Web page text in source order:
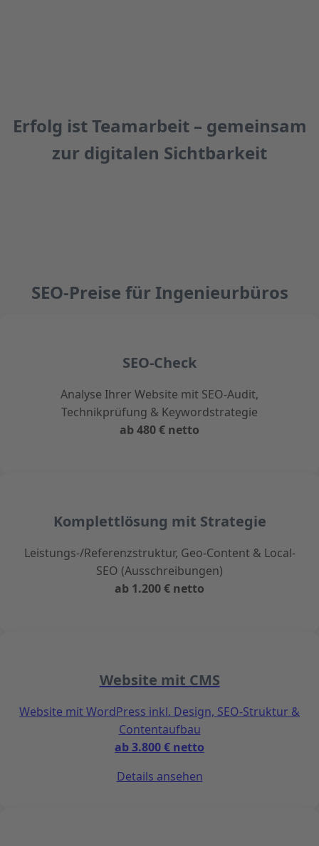
Erfolg ist Teamarbeit – gemeinsam
zur digitalen Sichtbarkeit
SEO-Preise für Ingenieurbüros
SEO-Check
Analyse Ihrer Website mit SEO-Audit,
Technikprüfung & Keywordstrategie
ab 480 € netto
Komplettlösung mit Strategie
Leistungs-/Referenzstruktur, Geo-Content & Local-
SEO (Ausschreibungen)
ab 1.200 € netto
Website mit CMS
Website mit WordPress inkl. Design, SEO-Struktur &
Contentaufbau
ab 3.800 € netto
Details ansehen